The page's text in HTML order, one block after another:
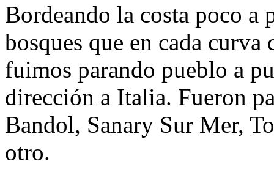
Bordeando la costa poco a
bosques que en cada
fuimos parando pueblo a
dirección a Italia. Fueron
Bandol, Sanary Sur Mer,
otro.